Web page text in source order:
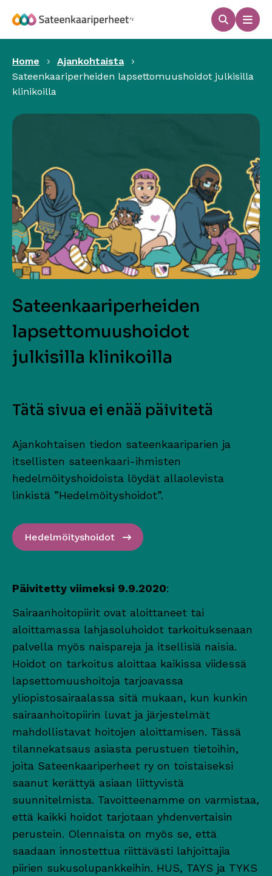
sisältöön
Haku
Home
Ajankohtaista
Sateenkaariperheiden lapsettomuushoidot julkisilla
klinikoilla
Sateenkaariperheiden
lapsettomuushoidot
julkisilla klinikoilla
Tätä sivua ei enää päivitetä
Ajankohtaisen tiedon sateenkaariparien ja
itsellisten sateenkaari-ihmisten
hedelmöityshoidoista löydät allaolevista
linkistä ”Hedelmöityshoidot”.
Hedelmöityshoidot
Päivitetty viimeksi 9.9.2020:
Sairaanhoitopiirit ovat aloittaneet tai
aloittamassa lahjasoluhoidot tarkoituksenaan
palvella myös naispareja ja itsellisiä naisia.
Hoidot on tarkoitus aloittaa kaikissa viidessä
lapsettomuushoitoja tarjoavassa
yliopistosairaalassa sitä mukaan, kun kunkin
sairaanhoitopiirin luvat ja järjestelmät
mahdollistavat hoitojen aloittamisen. Tässä
tilannekatsaus asiasta perustuen tietoihin,
joita Sateenkaariperheet ry on toistaiseksi
saanut kerättyä asiaan liittyvistä
suunnitelmista. Tavoitteenamme on varmistaa,
että kaikki hoidot tarjotaan yhdenvertaisin
perustein. Olennaista on myös se, että
saadaan innostettua riittävästi lahjoittajia
piirien sukusolupankkeihin. HUS, TAYS ja TYKS